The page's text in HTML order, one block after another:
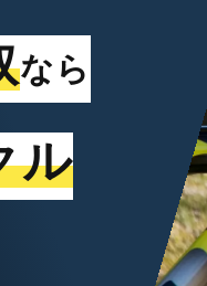
なら
ル